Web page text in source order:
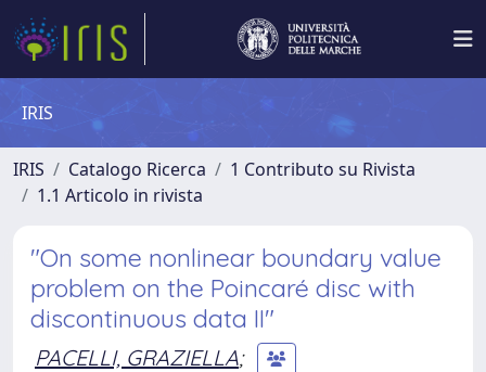
IRIS
IRIS Catalogo Ricerca
1 Contributo su Rivista
1.1 Articolo in rivista
"On some nonlinear boundary value
problem on the Poincaré disc with
discontinuous data II"
PACELLI, GRAZIELLA;